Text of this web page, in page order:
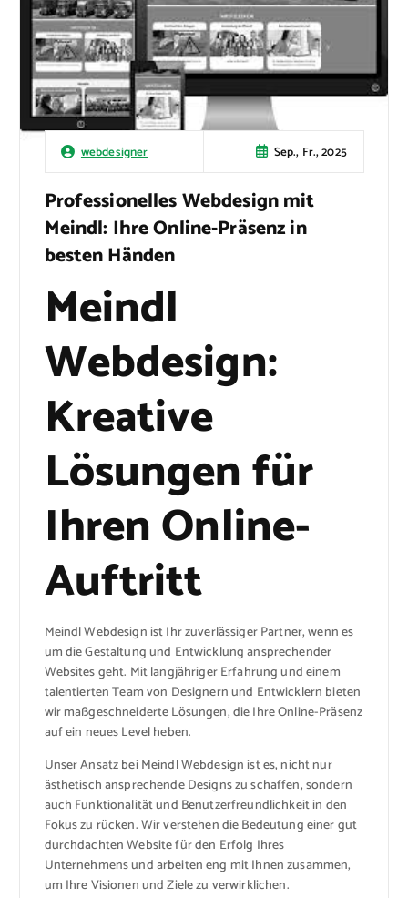
webdesigner Sep., Fr., 2025
Professionelles Webdesign mit
Meindl: Ihre Online-Präsenz in
besten Händen
Meindl
Webdesign:
Kreative
Lösungen für
Ihren Online-
Auftritt
Meindl Webdesign ist Ihr zuverlässiger Partner, wenn es
um die Gestaltung und Entwicklung ansprechender
Websites geht. Mit langjähriger Erfahrung und einem
talentierten Team von Designern und Entwicklern bieten
wir maßgeschneiderte Lösungen, die Ihre Online-Präsenz
auf ein neues Level heben.
Unser Ansatz bei Meindl Webdesign ist es, nicht nur
ästhetisch ansprechende Designs zu schaffen, sondern
auch Funktionalität und Benutzerfreundlichkeit in den
Fokus zu rücken. Wir verstehen die Bedeutung einer gut
durchdachten Website für den Erfolg Ihres
Unternehmens und arbeiten eng mit Ihnen zusammen,
um Ihre Visionen und Ziele zu verwirklichen.